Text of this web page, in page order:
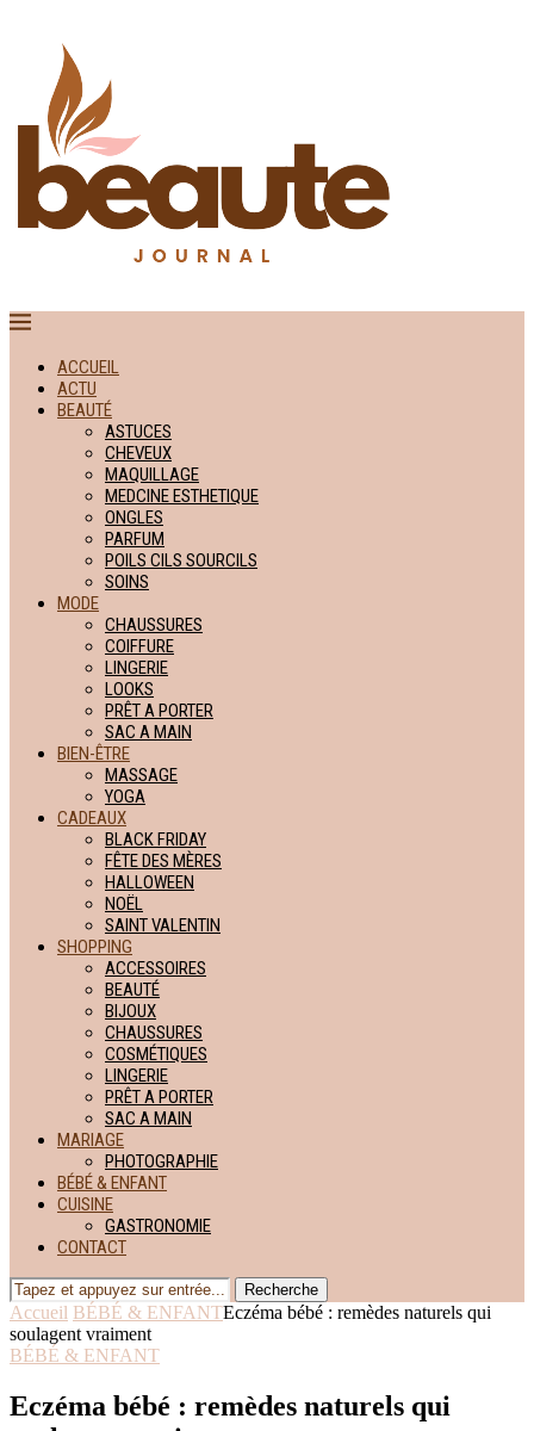
ACCUEIL
ACTU
BEAUTÉ
ASTUCES
CHEVEUX
MAQUILLAGE
MEDCINE ESTHETIQUE
ONGLES
PARFUM
POILS CILS SOURCILS
SOINS
MODE
CHAUSSURES
COIFFURE
LINGERIE
LOOKS
PRÊT A PORTER
SAC A MAIN
BIEN-ÊTRE
MASSAGE
YOGA
CADEAUX
BLACK FRIDAY
FÊTE DES MÈRES
HALLOWEEN
NOËL
SAINT VALENTIN
SHOPPING
ACCESSOIRES
BEAUTÉ
BIJOUX
CHAUSSURES
COSMÉTIQUES
LINGERIE
PRÊT A PORTER
SAC A MAIN
MARIAGE
PHOTOGRAPHIE
BÉBÉ & ENFANT
CUISINE
GASTRONOMIE
CONTACT
Recherche
Accueil BÉBÉ & ENFANTEczéma bébé : remèdes naturels qui
soulagent vraiment
BÉBÉ & ENFANT
Eczéma bébé : remèdes naturels qui